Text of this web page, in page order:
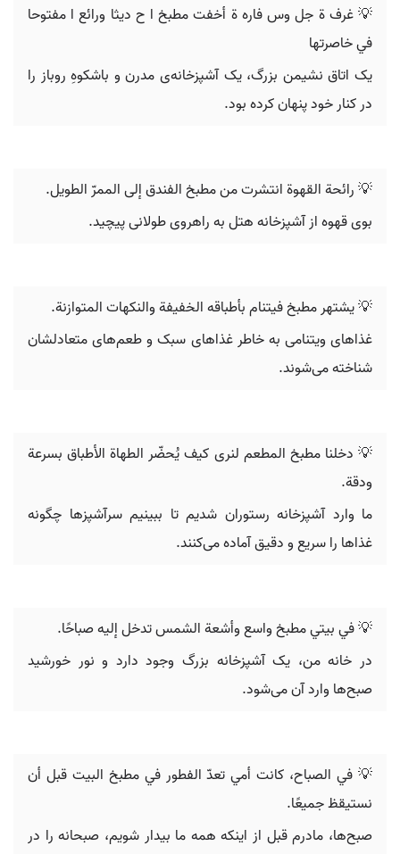
💡 ‬غرف ة‬ ‫جل وس فاره ة أخفت مطبخ ا ح ديثا ورائع ا‬ ‫مفتوحا
في خاصرتها‪
یک اتاق نشیمن بزرگ، یک آشپزخانه‌ی مدرن و باشکوهِ روباز را
در کنار خود پنهان کرده بود.
💡 رائحة القهوة انتشرت من مطبخ الفندق إلى الممرّ الطويل.
بوی قهوه از آشپزخانه هتل به راهروی طولانی پیچید.
💡 يشتهر مطبخ فیتنام بأطباقه الخفيفة والنكهات المتوازنة.
غذاهای ویتنامی به خاطر غذاهای سبک و طعم‌های متعادلشان
شناخته می‌شوند.
💡 دخلنا مطبخ المطعم لنرى كيف يُحضّر الطهاة الأطباق بسرعة
ودقة.
ما وارد آشپزخانه رستوران شدیم تا ببینیم سرآشپزها چگونه
غذاها را سریع و دقیق آماده می‌کنند.
💡 في بيتي مطبخ واسع وأشعة الشمس تدخل إليه صباحًا.
در خانه من، یک آشپزخانه بزرگ وجود دارد و نور خورشید
صبح‌ها وارد آن می‌شود.
💡 في الصباح، كانت أمي تعدّ الفطور في مطبخ البيت قبل أن
نستيقظ جميعًا.
صبح‌ها، مادرم قبل از اینکه همه ما بیدار شویم، صبحانه را در